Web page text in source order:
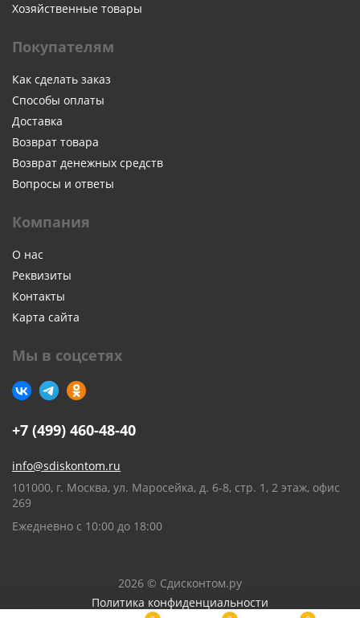
Хозяйственные товары
Покупателям
Как сделать заказ
Способы оплаты
Доставка
Возврат товара
Возврат денежных средств
Вопросы и ответы
Компания
О нас
Реквизиты
Контакты
Карта сайта
Мы в соцсетях
+7 (499) 460-48-40
info@sdiskontom.ru
101000, г. Москва, ул. Маросейка, д. 6-8, стр. 1, 2 этаж, офис
269
Ежедневно с 10:00 до 18:00
2026 © Сдисконтом.ру
Политика конфиденциальности